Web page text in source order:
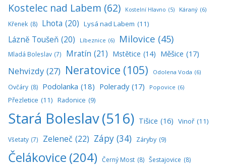
Kostelec nad Labem (62) Kostelní Hlavno (5) Káraný (6)
Křenek (8) Lhota (20) Lysá nad Labem (11)
Lázně Toušeň (20) Líbeznice (6) Milovice (45)
Mladá Boleslav (7) Mratín (21) Mstětice (14) Měšice (17)
Nehvizdy (27) Neratovice (105) Odolena Voda (6)
Ovčáry (8) Podolanka (18) Polerady (17) Popovice (6)
Přezletice (11) Radonice (9)
Stará Boleslav(516) Tišice (16) Vinoř (11)
Všetaty (7) Zeleneč (22) Zápy (34) Záryby (9)
Čelákovice (204) Černý Most (8) Šestajovice (8)